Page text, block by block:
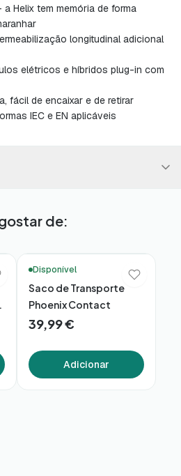
Helix tem memória de forma
longitudinal adicional
elétricos e híbridos plug-in com
fácil de encaixar e de retirar
IEC e EN aplicáveis
de:
Disponível
Saco de Transporte
Phoenix Contact
39,99 €
Adicionar